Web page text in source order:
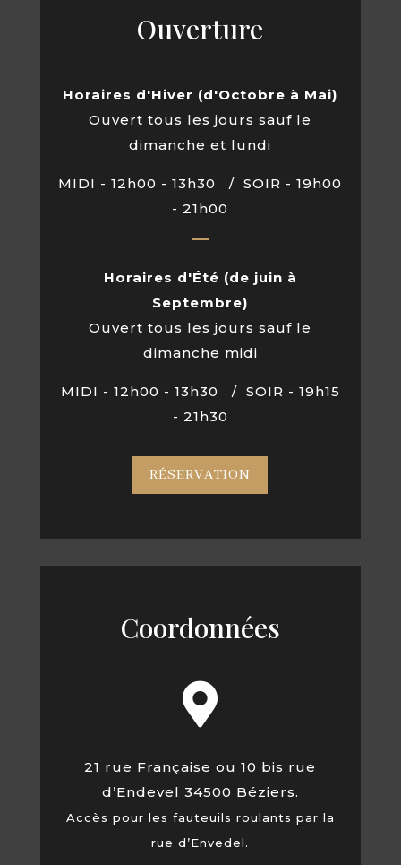
Ouverture
Horaires d'Hiver (d'Octobre à Mai)
Ouvert tous les jours sauf le
dimanche et lundi
MIDI - 12h00 - 13h30 / SOIR - 19h00
- 21h00
Horaires d'Été (de juin à
Septembre)
Ouvert tous les jours sauf le
dimanche midi
MIDI - 12h00 - 13h30 / SOIR - 19h15
- 21h30
RÉSERVATION
Coordonnées

21 rue Française ou 10 bis rue
d’Endevel 34500 Béziers.
Accès pour les fauteuils roulants par la
rue d’Envedel.